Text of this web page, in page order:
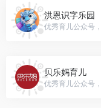
洪恩识字乐园
贝乐妈育儿